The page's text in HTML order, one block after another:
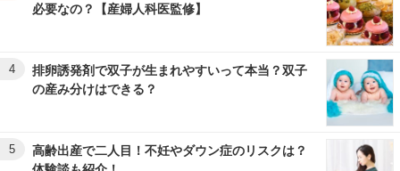
必要なの？【産婦人科医監修】
4
排卵誘発剤で双子が生まれやすいって本当？双子
の産み分けはできる？
5
高齢出産で二人目！不妊やダウン症のリスクは？